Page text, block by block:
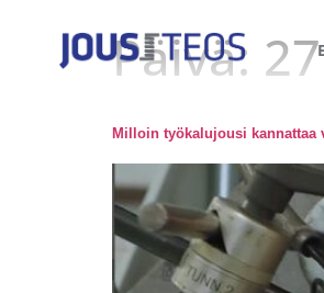
Päivä:
Milloin työkalujousi kannattaa